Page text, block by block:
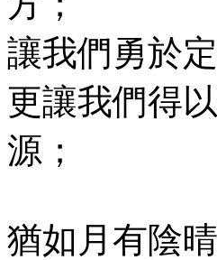
讓我們勇於
更讓我們得
源；
猶如月有陰